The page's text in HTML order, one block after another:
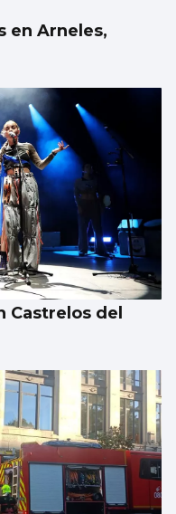
en Arneles,
Castrelos del